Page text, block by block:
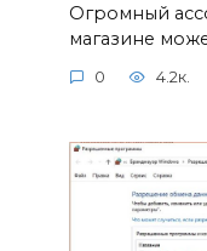
Огромный
магазине
0 4.2к.